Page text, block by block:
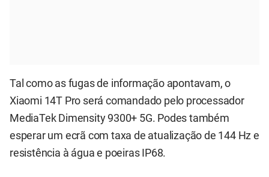
Tal como as fugas de informação apontavam, o
Xiaomi 14T Pro será comandado pelo processador
MediaTek Dimensity 9300+ 5G. Podes também
esperar um ecrã com taxa de atualização de 144 Hz e
resistência à água e poeiras IP68.